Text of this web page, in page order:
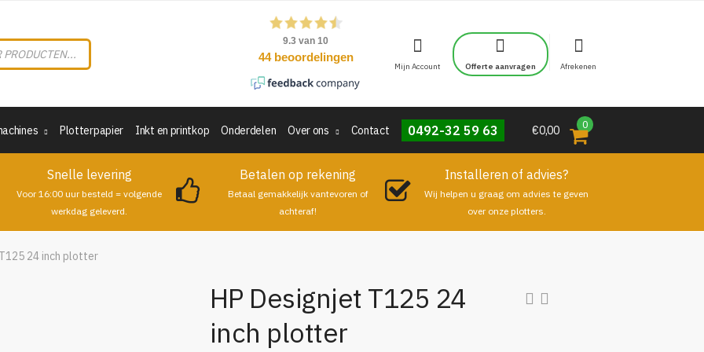
Mijn Account Offerte aanvragen Afrekenen
Plotterpapier Inkt en printkop Onderdelen Over ons Contact 0492-32 59 63 €0,00 0
Snelle levering
Voor 16:00 uur besteld = volgende
werkdag geleverd.
Betalen op rekening
Betaal gemakkelijk vantevoren of
achteraf!
Installeren of advies?
Wij helpen u graag om advies te geven
over onze plotters.
24 inch plotter
HP Designjet T125 24
inch plotter